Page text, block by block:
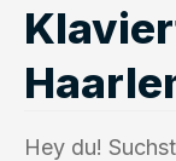
Hey du!